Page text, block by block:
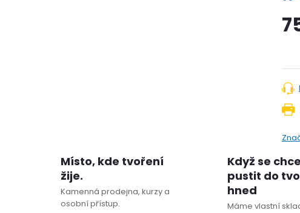
Místo, kde tvoření
žije.
Kamenná prodejna, kurzy a
osobní přístup.
Když se
pustit do
hned
Máme vlastní